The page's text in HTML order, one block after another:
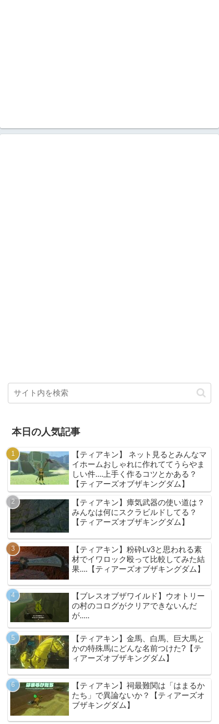
本日の人気記事
【ティアキン】 ネット見るとみんなマ
イホームおしゃれに作れててうらやま
しい件....上手く作るコツとかある？
【ティアーズオブザキングダム】
【ティアキン】瘴気武器の使い道は？
みんなは何にスクラビルドしてる？
【ティアーズオブザキングダム】
【ティアキン】粉砕Lv3と思われる素
材でイワロック殴って比較してみた結
果....【ティアーズオブザキングダム】
【ブレスオブザワイルド】ウオトリー
の村のコログがクリアできないんだ
が.....
【ティアキン】金馬、白馬、巨大馬と
かの特殊馬にどんな名前つけた?【テ
ィアーズオブザキングダム】
【ティアキン】祠最難関は「はまるか
たち」で異論ないか？【ティアーズオ
ブザキングダム】